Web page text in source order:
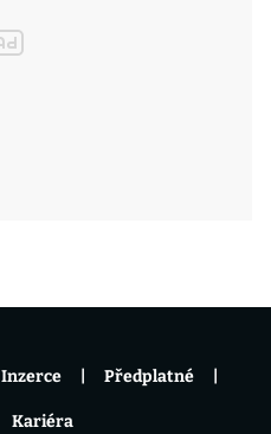
Inzerce Předplatné
Kariéra